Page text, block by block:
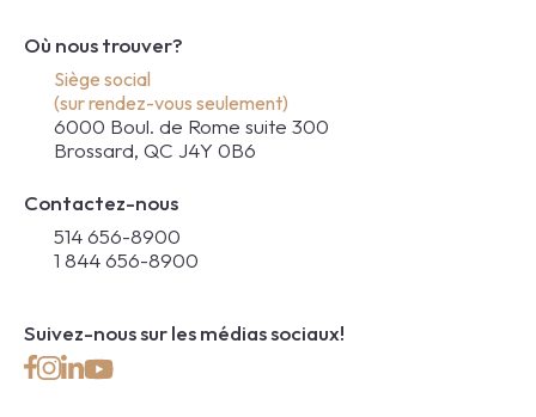
Où nous trouver?
Siège social
(sur rendez-vous seulement)
6000 Boul. de Rome suite 300
Brossard, QC J4Y 0B6
Contactez-nous
514 656-8900
1 844 656-8900
Suivez-nous sur les médias sociaux!